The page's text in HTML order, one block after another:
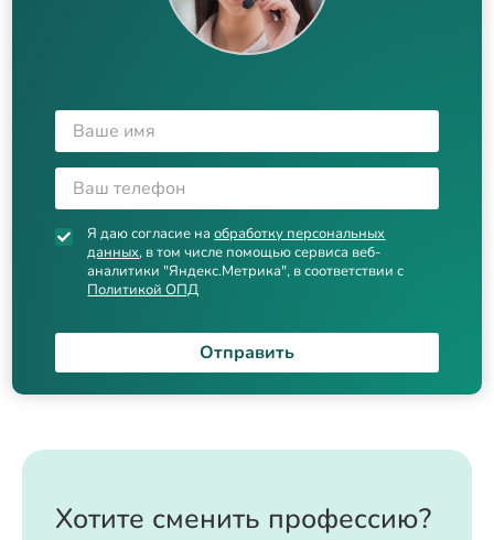
Я даю согласие наобработку персональных
данных, в том числе помощью сервиса веб-
аналитики "Яндекс.Метрика", в соответствии с
Политикой ОПД
Отправить
Хотите сменить профессию?